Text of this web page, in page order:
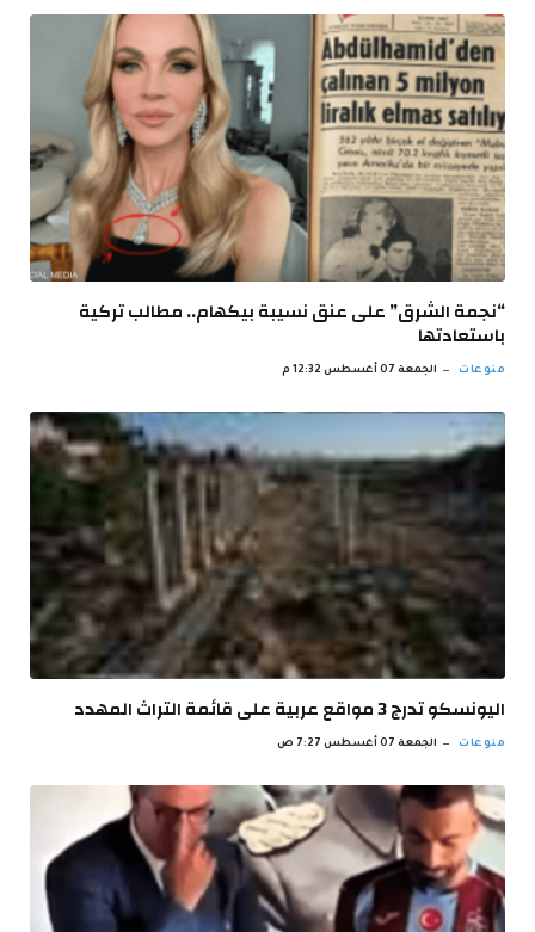
“نجمة الشرق” على عنق نسيبة بيكهام.. مطالب تركية
باستعادتها
منوعات الجمعة 07 أغسطس 12:32 م
اليونسكو تدرج 3 مواقع عربية على قائمة التراث المهدد
منوعات الجمعة 07 أغسطس 7:27 ص